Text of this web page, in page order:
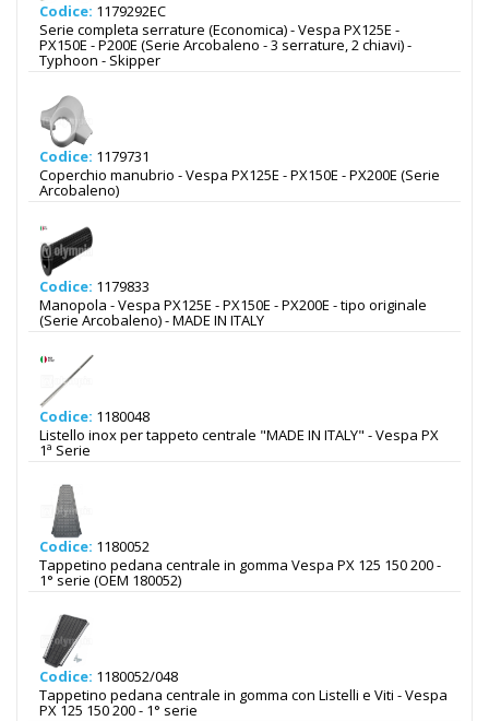
Codice: 1179292EC
Serie completa serrature (Economica) - Vespa PX125E -
PX150E - P200E (Serie Arcobaleno - 3 serrature, 2 chiavi) -
Typhoon - Skipper
Codice: 1179731
Coperchio manubrio - Vespa PX125E - PX150E - PX200E (Serie
Arcobaleno)
Codice: 1179833
Manopola - Vespa PX125E - PX150E - PX200E - tipo originale
(Serie Arcobaleno) - MADE IN ITALY
Codice: 1180048
Listello inox per tappeto centrale "MADE IN ITALY" - Vespa PX
1ª Serie
Codice: 1180052
Tappetino pedana centrale in gomma Vespa PX 125 150 200 -
1° serie (OEM 180052)
Codice: 1180052/048
Tappetino pedana centrale in gomma con Listelli e Viti - Vespa
PX 125 150 200 - 1° serie